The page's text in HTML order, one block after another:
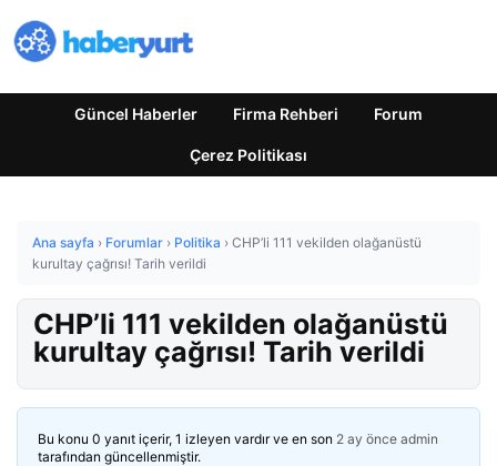
Güncel Haberler Firma Rehberi Forum
Çerez Politikası
Ana sayfa › Forumlar › Politika › CHP’li 111 vekilden olağanüstü
kurultay çağrısı! Tarih verildi
CHP’li 111 vekilden olağanüstü
kurultay çağrısı! Tarih verildi
Bu konu 0 yanıt içerir, 1 izleyen vardır ve en son 2 ay önce admin
tarafından güncellenmiştir.